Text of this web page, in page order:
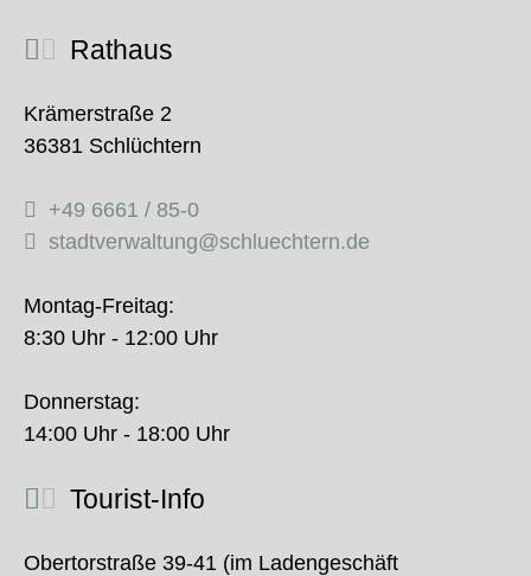
Rathaus
Krämerstraße 2
36381 Schlüchtern
+49 6661 / 85-0
stadtverwaltung@schluechtern.de
Montag-Freitag:
8:30 Uhr - 12:00 Uhr
Donnerstag:
14:00 Uhr - 18:00 Uhr
Tourist-Info
Obertorstraße 39-41 (im Ladengeschäft